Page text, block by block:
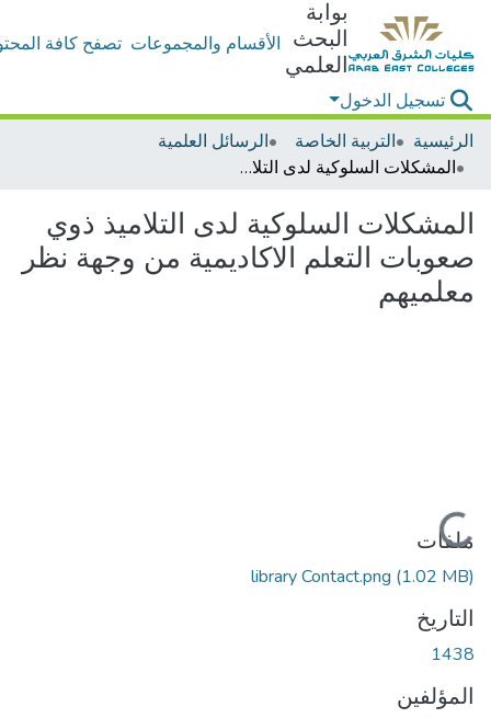
بوابة
البحث
العلمي
الأقسام والمجموعات تصفح كافة
تسجيل الدخول
الرئيسية
التربية الخاصة
الرسائل العلمية
المشكلات السلوكية لدى التلاميذ ذوي صعوبات التعلم الاكاديمية من وجهة نظر معلميهم
المشكلات السلوكية لدى التلاميذ ذوي
صعوبات التعلم الاكاديمية من وجهة نظر
معلميهم
جاري التحميل...
ملفات
library Contact.png (1.02 MB)
التاريخ
1438
المؤلفين